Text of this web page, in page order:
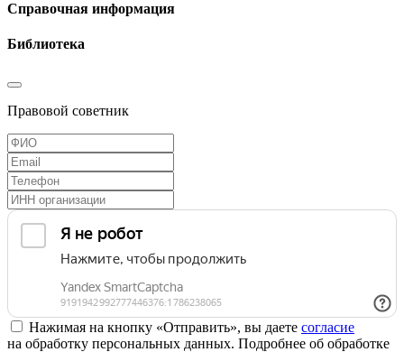
Справочная информация
Библиотека
Правовой советник
Нажимая на кнопку «Отправить», вы даете согласие
на обработку персональных данных. Подробнее об обработке